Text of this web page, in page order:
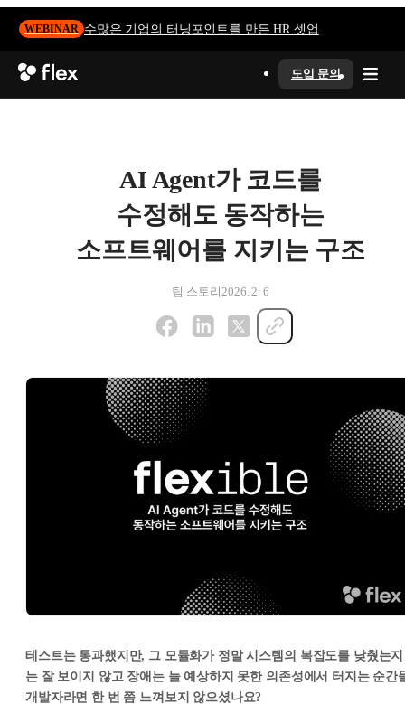
WEBINAR 수많은 기업의 터닝포인트를 만든 HR 셋업
도입 문의
AI Agent가 코드를
수정해도 동작하는
소프트웨어를 지키는 구조
팀 스토리 2026. 2. 6
테스트는 통과했지만, 그 모듈화가 정말 시스템의 복잡도를 낮췄는지
는 잘 보이지 않고 장애는 늘 예상하지 못한 의존성에서 터지는 순간
개발자라면 한 번 쯤 느껴보지 않으셨나요?